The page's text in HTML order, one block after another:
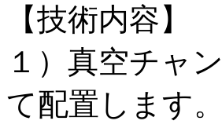
【技術内容】
１）真空チャ
て配置します